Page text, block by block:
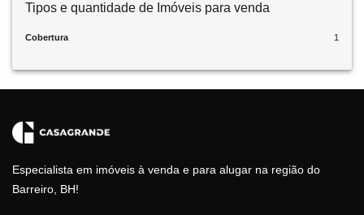
Tipos e quantidade de Imóveis para venda
Cobertura 1
Especialista em imóveis à venda e para alugar na região do
Barreiro, BH!